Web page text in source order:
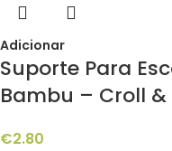
Adicionar
Suporte Para
Bambu – Croll
€2.80